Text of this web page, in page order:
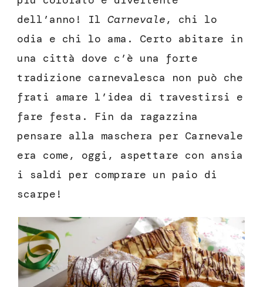
dell’anno! Il Carnevale, chi lo
odia e chi lo ama. Certo abitare in
una città dove c’è una forte
tradizione carnevalesca non può che
frati amare l’idea di travestirsi e
fare festa. Fin da ragazzina
pensare alla maschera per Carnevale
era come, oggi, aspettare con ansia
i saldi per comprare un paio di
scarpe!